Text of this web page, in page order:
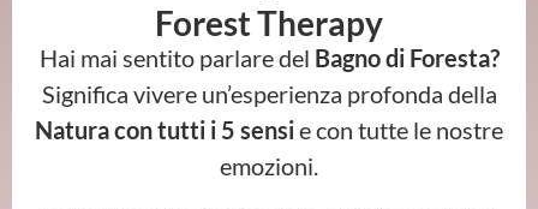
Forest Therapy
Hai mai sentito parlare del Bagno di Foresta?
Significa vivere un’esperienza profonda della
Natura con tutti i 5 sensie con tutte le nostre
emozioni.